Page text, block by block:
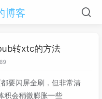
转xtc的方法
要闪屏全刷，但非常清
积会稍微膨胀一些